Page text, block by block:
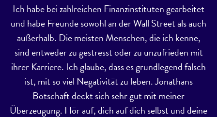
Ich habe bei zahlreichen Finanzinstituten gearbeitet
und habe Freunde sowohl an der Wall Street als auch
außerhalb. Die meisten Menschen, die ich kenne,
sind entweder zu gestresst oder zu unzufrieden mit
ihrer Karriere. Ich glaube, dass es grundlegend falsch
ist, mit so viel Negativität zu leben. Jonathans
Botschaft deckt sich sehr gut mit meiner
Überzeugung. Hör auf, dich auf dich selbst und deine